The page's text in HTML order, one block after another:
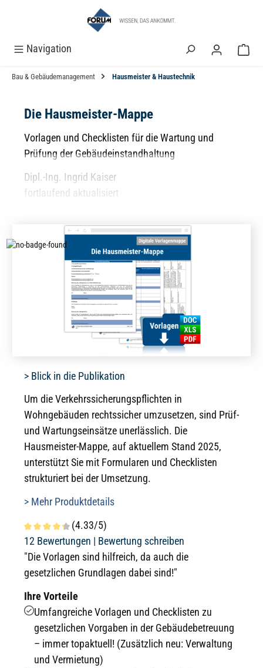
Navigation
Bau & Gebäudemanagement Hausmeister & Haustechnik
Die Hausmeister-Mappe
Vorlagen und Checklisten für die Wartung und
Prüfung der Gebäudeinstandhaltung
Dipl.-Ing. Ingrid Kaiser
fortlaufend aktualisiert
> Blick in die Publikation
Um die Verkehrssicherungspflichten in
Wohngebäuden rechtssicher umzusetzen, sind Prüf-
und Wartungseinsätze unerlässlich. Die
Hausmeister-Mappe, auf aktuellem Stand 2025,
unterstützt Sie mit Formularen und Checklisten
strukturiert bei der Umsetzung.
> Mehr Produktdetails
Durchschnittliche Bewertung von 4.3 von 5 Sternen
(4.33/5)
12 Bewertungen | Bewertung schreiben
"Die Vorlagen sind hilfreich, da auch die
gesetzlichen Grundlagen dabei sind!"
Ihre Vorteile
Umfangreiche Vorlagen und Checklisten zu
gesetzlichen Vorgaben in der Gebäudebetreuung
– immer topaktuell! (Zusätzlich neu: Verwaltung
und Vermietung)